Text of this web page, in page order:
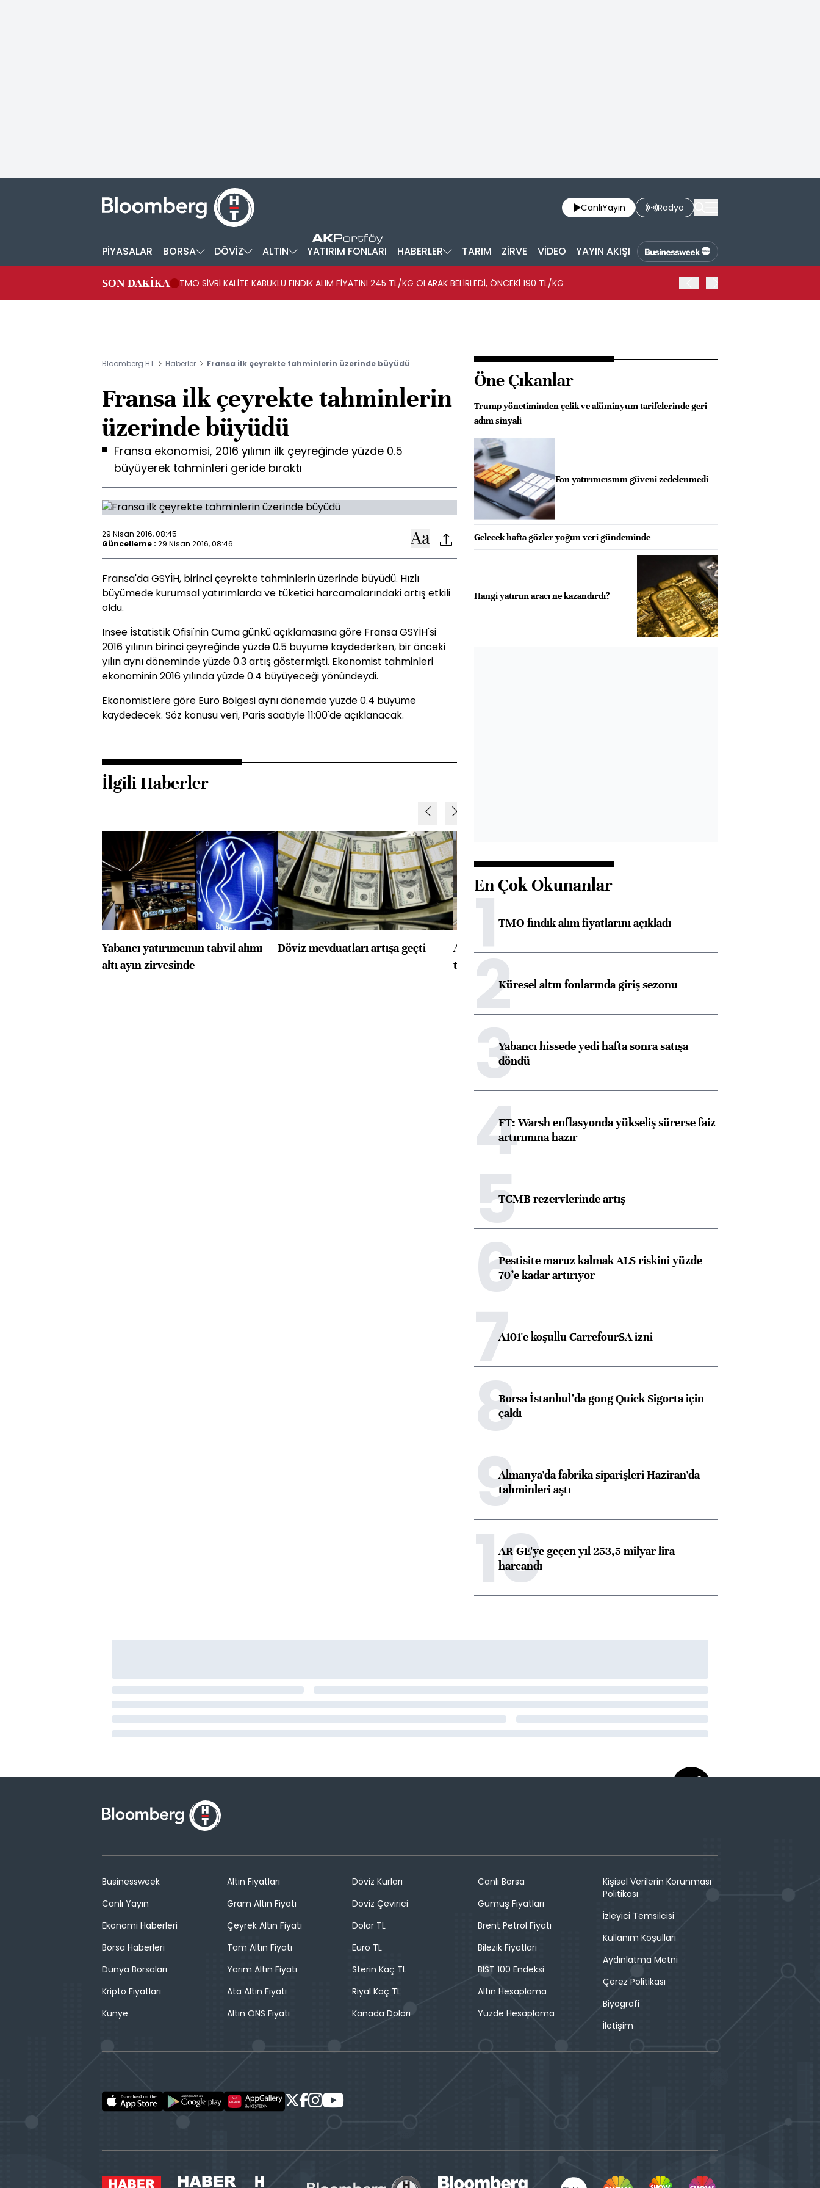
CanlıYayın Radyo
PİYASALAR BORSA DÖVİZ ALTIN YATIRIM FONLARI HABERLER TARIM ZİRVE VİDEO YAYIN AKIŞI
SON DAKİKA TMO SİVRİ KALİTE KABUKLU FINDIK ALIM FİYATINI 245 TL/KG OLARAK BELİRLEDİ, ÖNCEKİ 190 TL/KG
Bloomberg HT Haberler Fransa ilk çeyrekte tahminlerin üzerinde büyüdü
Fransa ilk çeyrekte tahminlerin
üzerinde büyüdü
Fransa ekonomisi, 2016 yılının ilk çeyreğinde yüzde 0.5
büyüyerek tahminleri geride bıraktı
29 Nisan 2016, 08:45
Güncelleme : 29 Nisan 2016, 08:46
Fransa'da GSYİH, birinci çeyrekte tahminlerin üzerinde büyüdü. Hızlı
büyümede kurumsal yatırımlarda ve tüketici harcamalarındaki artış etkili
oldu.
Insee İstatistik Ofisi'nin Cuma günkü açıklamasına göre Fransa GSYİH'si
2016 yılının birinci çeyreğinde yüzde 0.5 büyüme kaydederken, bir önceki
yılın aynı döneminde yüzde 0.3 artış göstermişti. Ekonomist tahminleri
ekonominin 2016 yılında yüzde 0.4 büyüyeceği yönündeydi.
Ekonomistlere göre Euro Bölgesi aynı dönemde yüzde 0.4 büyüme
kaydedecek. Söz konusu veri, Paris saatiyle 11:00'de açıklanacak.
İlgili Haberler
Yabancı yatırımcının tahvil alımı
altı ayın zirvesinde
Döviz mevduatları artışa geçti
ABD'de konut başlangıçları
toparlandı
konusunda Unicredit ile
Öne Çıkanlar
Trump yönetiminden çelik ve alüminyum tarifelerinde geri
adım sinyali
Fon yatırımcısının güveni zedelenmedi
Gelecek hafta gözler yoğun veri gündeminde
Hangi yatırım aracı ne kazandırdı?
En Çok Okunanlar
1TMO fındık alım fiyatlarını açıkladı
2Küresel altın fonlarında giriş sezonu
3Yabancı hissede yedi hafta sonra satışa
döndü
4FT: Warsh enflasyonda yükseliş sürerse faiz
artırımına hazır
5TCMB rezervlerinde artış
6Pestisite maruz kalmak ALS riskini yüzde
70’e kadar artırıyor
7A101'e koşullu CarrefourSA izni
8Borsa İstanbul’da gong Quick Sigorta için
çaldı
9Almanya'da fabrika siparişleri Haziran'da
tahminleri aştı
10
AR-GE'ye geçen yıl 253,5 milyar lira
harcandı
Businessweek
Canlı Yayın
Ekonomi Haberleri
Borsa Haberleri
Dünya Borsaları
Kripto Fiyatları
Künye
Altın Fiyatları
Gram Altın Fiyatı
Çeyrek Altın Fiyatı
Tam Altın Fiyatı
Yarım Altın Fiyatı
Ata Altın Fiyatı
Altın ONS Fiyatı
Döviz Kurları
Döviz Çevirici
Dolar TL
Euro TL
Sterin Kaç TL
Riyal Kaç TL
Kanada Doları
Canlı Borsa
Gümüş Fiyatları
Brent Petrol Fiyatı
Bilezik Fiyatları
BIST 100 Endeksi
Altın Hesaplama
Yüzde Hesaplama
Kişisel Verilerin Korunması
Politikası
İzleyici Temsilcisi
Kullanım Koşulları
Aydınlatma Metni
Çerez Politikası
Biyografi
İletişim